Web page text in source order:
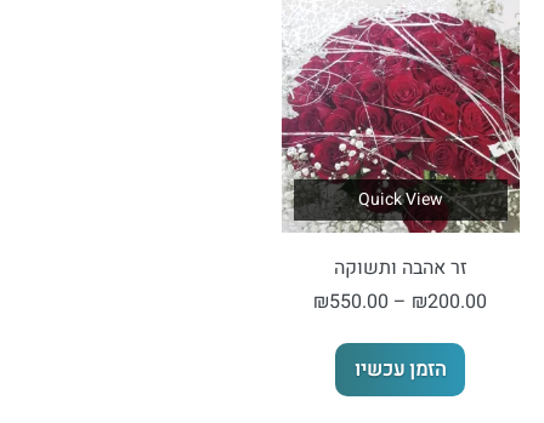
Quick View
זר אהבה ותשוקה
₪200.00
–
₪550.00 טווח
הזמן עכשיו
למוצר
זה